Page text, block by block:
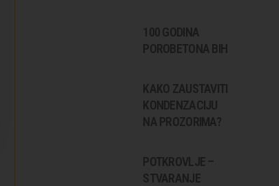
100 GODINA
POROBETONA BIH
KAKO ZAUSTAVITI
KONDENZACIJU
NA PROZORIMA?
POTKROVLJE –
STVARANJE